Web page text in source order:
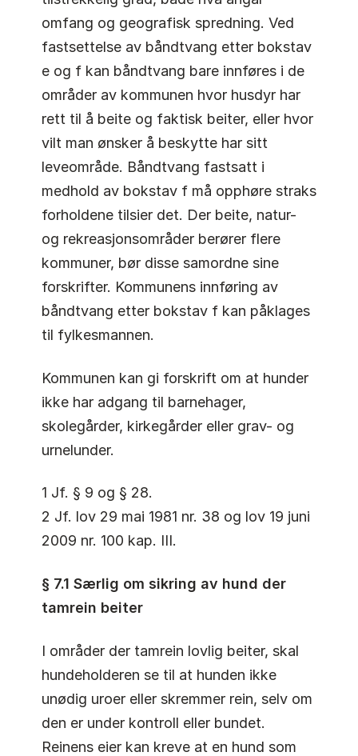
omfang og geografisk spredning. Ved
fastsettelse av båndtvang etter bokstav
e og f kan båndtvang bare innføres i de
områder av kommunen hvor husdyr har
rett til å beite og faktisk beiter, eller hvor
vilt man ønsker å beskytte har sitt
leveområde. Båndtvang fastsatt i
medhold av bokstav f må opphøre straks
forholdene tilsier det. Der beite, natur-
og rekreasjonsområder berører flere
kommuner, bør disse samordne sine
forskrifter. Kommunens innføring av
båndtvang etter bokstav f kan påklages
til fylkesmannen.
Kommunen kan gi forskrift om at hunder
ikke har adgang til barnehager,
skolegårder, kirkegårder eller grav- og
urnelunder.
1 Jf. § 9 og § 28.
2 Jf. lov 29 mai 1981 nr. 38 og lov 19 juni
2009 nr. 100 kap. III.
§ 7.1 Særlig om sikring av hund der
tamrein beiter
I områder der tamrein lovlig beiter, skal
hundeholderen se til at hunden ikke
unødig uroer eller skremmer rein, selv om
den er under kontroll eller bundet.
Reinens eier kan kreve at en hund som